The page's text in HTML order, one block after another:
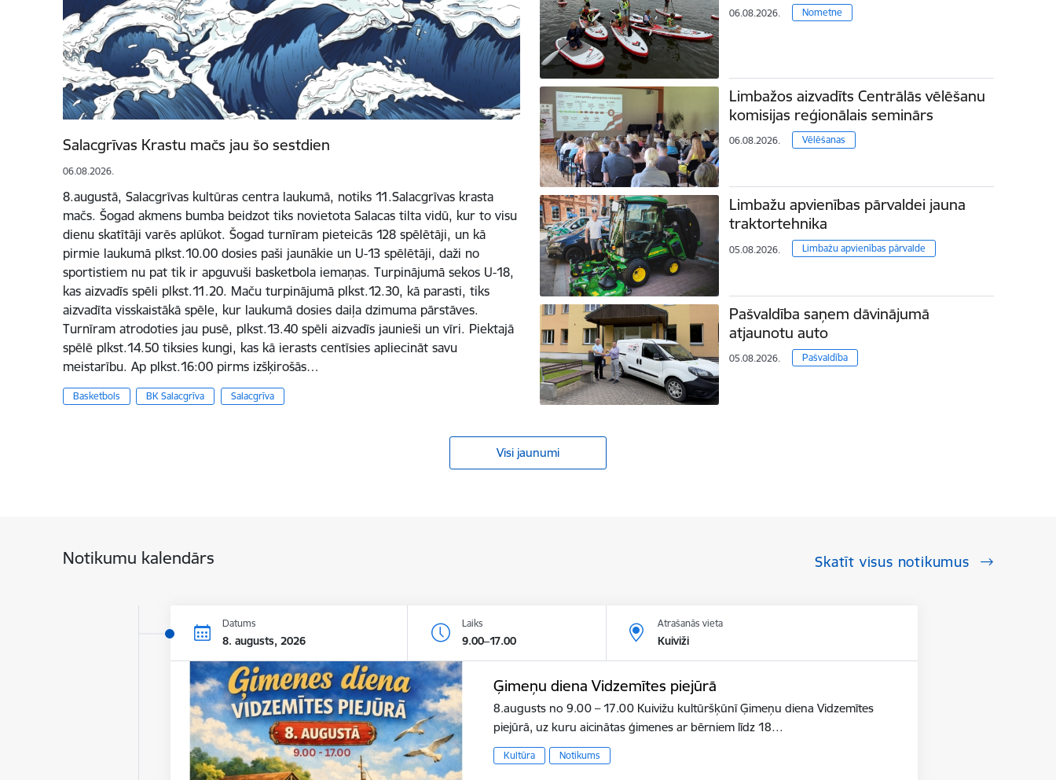
Salacgrīvas Krastu mačs jau šo sestdien
06.08.2026.
8.augustā, Salacgrīvas kultūras centra laukumā, notiks 11.Salacgrīvas krasta
mačs. Šogad akmens bumba beidzot tiks novietota Salacas tilta vidū, kur to visu
dienu skatītāji varēs aplūkot. Šogad turnīram pieteicās 128 spēlētāji, un kā
pirmie laukumā plkst.10.00 dosies paši jaunākie un U-13 spēlētāji, daži no
sportistiem nu pat tik ir apguvuši basketbola iemaņas. Turpinājumā sekos U-18,
kas aizvadīs spēli plkst.11.20. Maču turpinājumā plkst.12.30, kā parasti, tiks
aizvadīta visskaistākā spēle, kur laukumā dosies daiļa dzimuma pārstāves.
Turnīram atrodoties jau pusē, plkst.13.40 spēli aizvadīs jaunieši un vīri. Piektajā
spēlē plkst.14.50 tiksies kungi, kas kā ierasts centīsies apliecināt savu
meistarību. Ap plkst.16:00 pirms izšķirošās…
Basketbols BK Salacgrīva Salacgrīva
06.08.2026. Nometne
Limbažos aizvadīts Centrālās vēlēšanu
komisijas reģionālais seminārs
06.08.2026. Vēlēšanas
Limbažu apvienības pārvaldei jauna
traktortehnika
05.08.2026. Limbažu apvienības pārvalde
Pašvaldība saņem dāvinājumā
atjaunotu auto
05.08.2026. Pašvaldība
Visi jaunumi
Notikumu kalendārs Skatīt visus notikumus
Datums
8. augusts, 2026
Laiks
9.00–17.00
Atrašanās vieta
Kuiviži
Ģimeņu diena Vidzemītes piejūrā
8.augusts no 9.00 – 17.00 Kuivižu kultūršķūnī Ģimeņu diena Vidzemītes
piejūrā, uz kuru aicinātas ģimenes ar bērniem līdz 18…
Kultūra Notikums